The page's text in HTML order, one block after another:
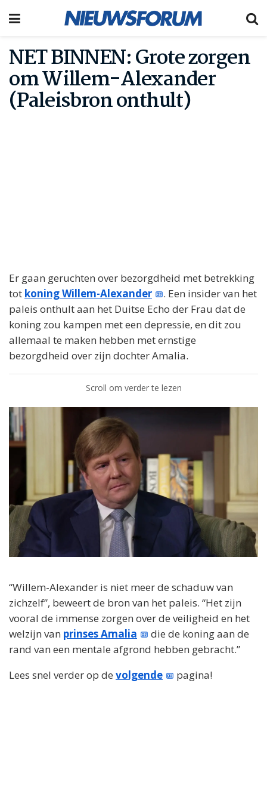
NET BINNEN: Grote zorgen
om Willem-Alexander
(Paleisbron onthult)
Er gaan geruchten over bezorgdheid met betrekking
tot koning Willem-Alexander
. Een insider van het
paleis onthult aan het Duitse Echo der Frau dat de
koning zou kampen met een depressie, en dit zou
allemaal te maken hebben met ernstige
bezorgdheid over zijn dochter Amalia.
Scroll om verder te lezen
“Willem-Alexander is niet meer de schaduw van
zichzelf”, beweert de bron van het paleis. “Het zijn
vooral de immense zorgen over de veiligheid en het
welzijn van prinses Amalia
die de koning aan de
rand van een mentale afgrond hebben gebracht.”
Lees snel verder op de volgende pagina!